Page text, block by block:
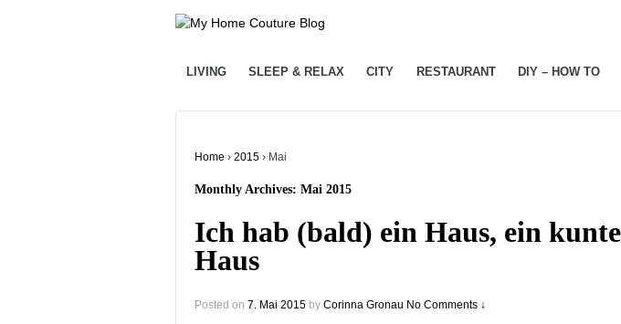
LIVING SLEEP & RELAX CITY RESTAURANT DIY – HOW TO
Home › 2015 › Mai
Monthly Archives: Mai 2015
Ich hab (bald) ein Haus, ein
Haus
Posted on 7. Mai 2015 by Corinna Gronau No Comments ↓